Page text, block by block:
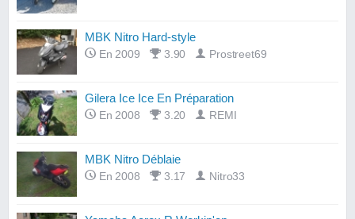
MBK Nitro Hard-style
En 2009 3.90 Prostreet69
Gilera Ice Ice En Préparation
En 2008 3.20 REMI
MBK Nitro Déblaie
En 2008 3.17 Nitro33